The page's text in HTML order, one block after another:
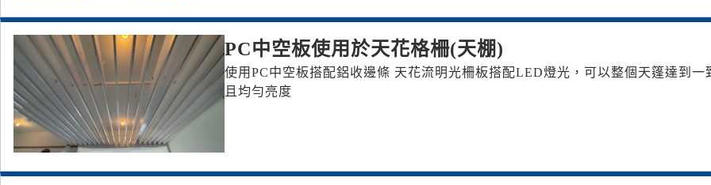
PC中空板使用於天花格柵(天棚)
使用PC中空板搭配鋁收邊條 天花流明光柵板 搭配LED燈光，可以整個天篷達到一
且均勻亮度